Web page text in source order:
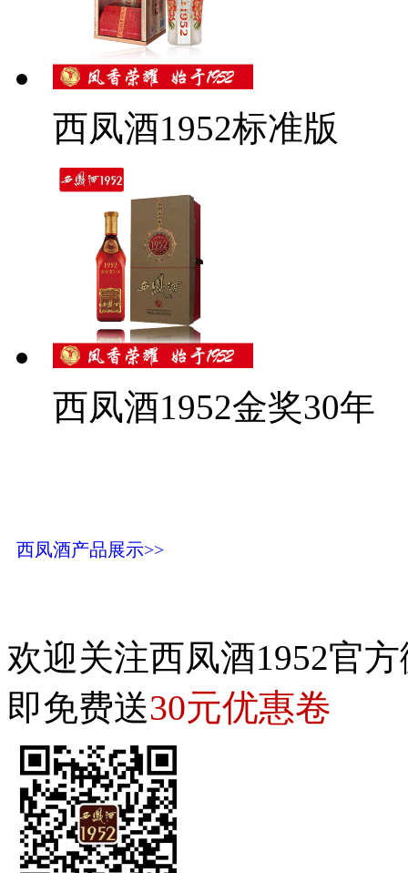
西凤酒1952标准版
西凤酒1952金奖30年
西凤酒产品展示>>
欢迎关注西凤酒1952官
即免费送30元优惠卷